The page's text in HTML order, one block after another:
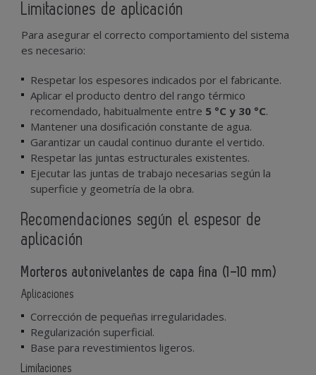
Limitaciones de aplicación
Para asegurar el correcto comportamiento del sistema
es necesario:
Respetar los espesores indicados por el fabricante.
Aplicar el producto dentro del rango térmico
recomendado, habitualmente entre 5 °C y 30 °C.
Mantener una dosificación constante de agua.
Garantizar un caudal continuo durante el vertido.
Respetar las juntas estructurales existentes.
Ejecutar las juntas de trabajo necesarias según la
superficie y geometría de la obra.
Recomendaciones según el espesor de
aplicación
Morteros autonivelantes de capa fina (1–10 mm)
Aplicaciones
Corrección de pequeñas irregularidades.
Regularización superficial.
Base para revestimientos ligeros.
Limitaciones